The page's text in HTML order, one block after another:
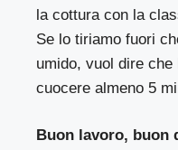
la cottura con la
Se lo tiriamo fuori
umido, vuol dire
cuocere almeno 5
Buon lavoro, buon